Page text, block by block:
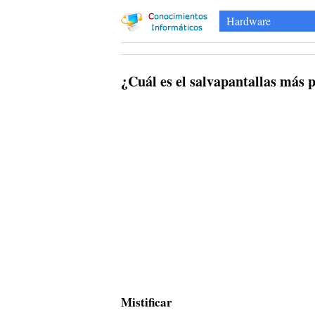
Hardware
¿Cuál es el salvapantallas más
Mistificar